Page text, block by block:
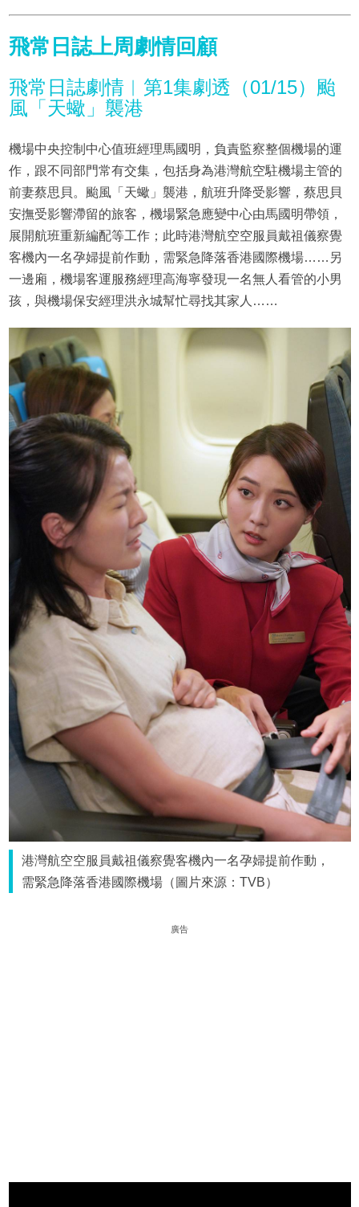
飛常日誌上周劇情回顧
飛常日誌劇情︱第1集劇透（01/15）颱
風「天蠍」襲港
機場中央控制中心值班經理馬國明，負責監察整個機場的運
作，跟不同部門常有交集，包括身為港灣航空駐機場主管的
前妻蔡思貝。颱風「天蠍」襲港，航班升降受影響，蔡思貝
安撫受影響滯留的旅客，機場緊急應變中心由馬國明帶領，
展開航班重新編配等工作；此時港灣航空空服員戴祖儀察覺
客機內一名孕婦提前作動，需緊急降落香港國際機場……另
一邊廂，機場客運服務經理高海寧發現一名無人看管的小男
孩，與機場保安經理洪永城幫忙尋找其家人……
港灣航空空服員戴祖儀察覺客機內一名孕婦提前作動，
需緊急降落香港國際機場（圖片來源：TVB）
廣告